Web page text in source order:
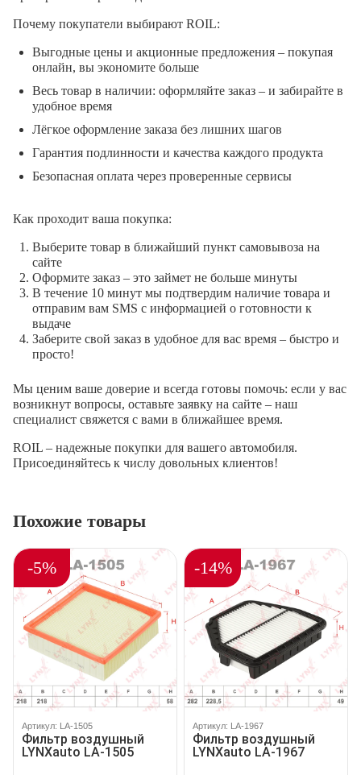
Почему покупатели выбирают ROIL:
Выгодные цены и акционные предложения – покупая
онлайн, вы экономите больше
Весь товар в наличии: оформляйте заказ – и забирайте в
удобное время
Лёгкое оформление заказа без лишних шагов
Гарантия подлинности и качества каждого продукта
Безопасная оплата через проверенные сервисы
Как проходит ваша покупка:
Выберите товар в ближайший пункт самовывоза на
сайте
Оформите заказ – это займет не больше минуты
В течение 10 минут мы подтвердим наличие товара и
отправим вам SMS с информацией о готовности к
выдаче
Заберите свой заказ в удобное для вас время – быстро и
просто!
Мы ценим ваше доверие и всегда готовы помочь: если у вас
возникнут вопросы, оставьте заявку на сайте – наш
специалист свяжется с вами в ближайшее время.
ROIL – надежные покупки для вашего автомобиля.
Присоединяйтесь к числу довольных клиентов!
Похожие товары
-5%
Артикул: LA-1505
Фильтр воздушный
LYNXauto LA-1505
-14%
Артикул: LA-1967
Фильтр воздушный
LYNXauto LA-1967